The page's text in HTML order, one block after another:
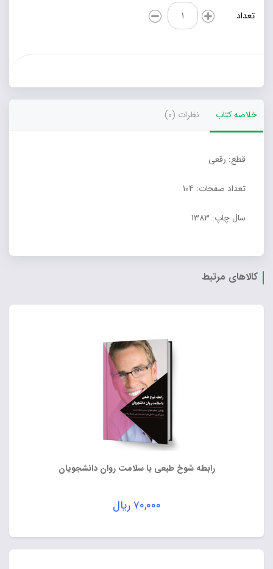
تعداد
بنیادهای
کاربردی
مشاوره
خلاصه کتاب نظرات (0)
قطع: رقعی
تعداد صفحات: 104
سال چاپ: 1383
کالاهای مرتبط
رابطه شوخ طبعی با سلامت روان دانشجویان
۷۰,۰۰۰ریال